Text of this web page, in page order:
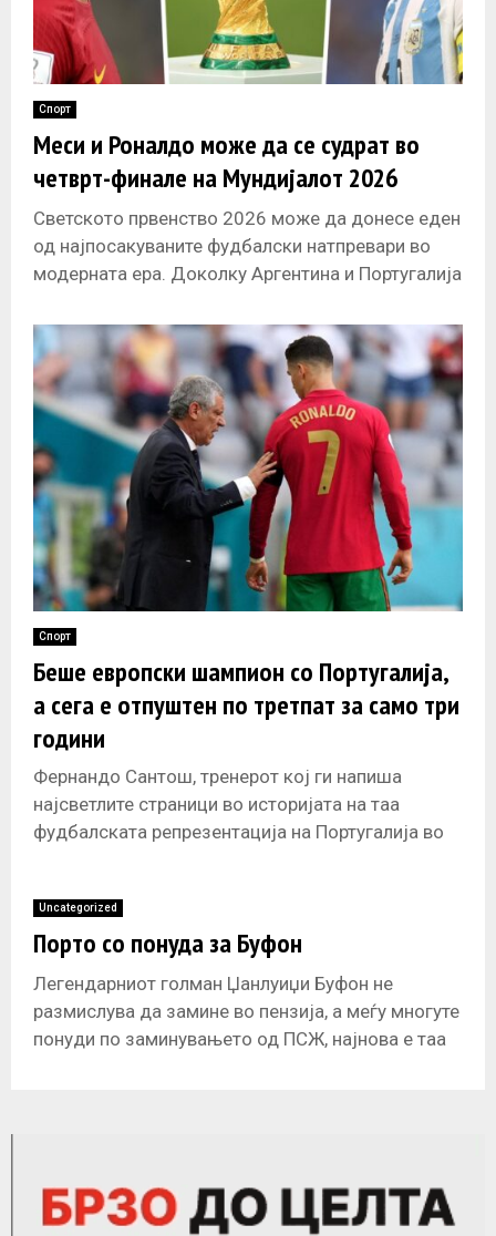
Спорт
Меси и Роналдо можe да се судрат во
четврт-финале на Мундијалот 2026
Светското првенство 2026 може да донесе еден
од најпосакуваните фудбалски натпревари во
модерната ера. Доколку Аргентина и Португалија
Спорт
Беше европски шампион со Португалија,
а сега е отпуштен по третпат за само три
години
Фернандо Сантош, тренерот кој ги напиша
најсветлите страници во историјата на таа
фудбалската репрезентација на Португалија во
Uncategorized
Порто со понуда за Буфон
Легендарниот голман Џанлуиџи Буфон не
размислува да замине во пензија, а меѓу многуте
понуди по заминувањето од ПСЖ, најнова е таа